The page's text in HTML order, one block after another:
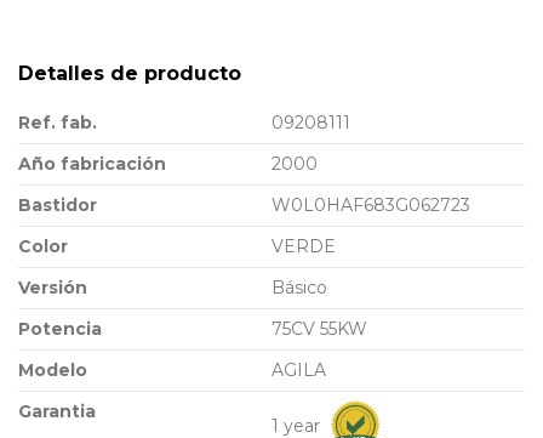
Detalles de producto
Ref. fab.
09208111
Año fabricación
2000
Bastidor
W0L0HAF683G062723
Color
VERDE
Versión
Básico
Potencia
75CV 55KW
Modelo
AGILA
Garantia
1 year